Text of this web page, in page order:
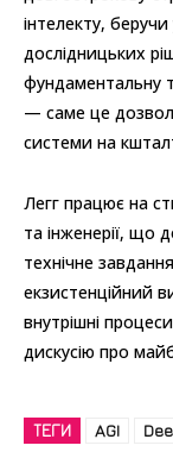
інтелекту,
дослідницьких
фундаментальну
— саме це
системи на
Легг працює на
та інженерії, що
технічне
екзистенційний
внутрішні
дискусію про
ТЕГИ AGI